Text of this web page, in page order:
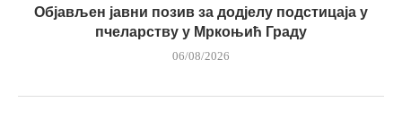
Објављен јавни позив за додјелу подстицаја у
пчеларству у Мркоњић Граду
06/08/2026